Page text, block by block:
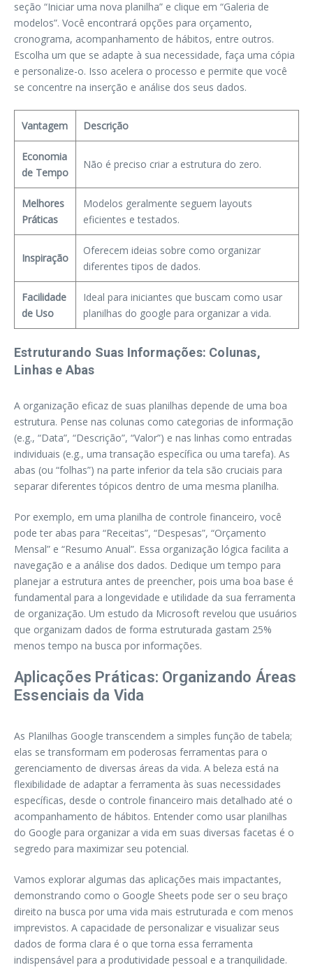
seção “Iniciar uma nova planilha” e clique em “Galeria de
modelos”. Você encontrará opções para orçamento,
cronograma, acompanhamento de hábitos, entre outros.
Escolha um que se adapte à sua necessidade, faça uma cópia
e personalize-o. Isso acelera o processo e permite que você
se concentre na inserção e análise dos seus dados.
Vantagem Descrição
Economia
de Tempo
Não é preciso criar a estrutura do zero.
Melhores
Práticas
Modelos geralmente seguem layouts
eficientes e testados.
Inspiração
Oferecem ideias sobre como organizar
diferentes tipos de dados.
Facilidade
de Uso
Ideal para iniciantes que buscam como usar
planilhas do google para organizar a vida.
Estruturando Suas Informações: Colunas,
Linhas e Abas
A organização eficaz de suas planilhas depende de uma boa
estrutura. Pense nas colunas como categorias de informação
(e.g., “Data”, “Descrição”, “Valor”) e nas linhas como entradas
individuais (e.g., uma transação específica ou uma tarefa). As
abas (ou “folhas”) na parte inferior da tela são cruciais para
separar diferentes tópicos dentro de uma mesma planilha.
Por exemplo, em uma planilha de controle financeiro, você
pode ter abas para “Receitas”, “Despesas”, “Orçamento
Mensal” e “Resumo Anual”. Essa organização lógica facilita a
navegação e a análise dos dados. Dedique um tempo para
planejar a estrutura antes de preencher, pois uma boa base é
fundamental para a longevidade e utilidade da sua ferramenta
de organização. Um estudo da Microsoft revelou que usuários
que organizam dados de forma estruturada gastam 25%
menos tempo na busca por informações.
Aplicações Práticas: Organizando Áreas
Essenciais da Vida
As Planilhas Google transcendem a simples função de tabela;
elas se transformam em poderosas ferramentas para o
gerenciamento de diversas áreas da vida. A beleza está na
flexibilidade de adaptar a ferramenta às suas necessidades
específicas, desde o controle financeiro mais detalhado até o
acompanhamento de hábitos. Entender como usar planilhas
do Google para organizar a vida em suas diversas facetas é o
segredo para maximizar seu potencial.
Vamos explorar algumas das aplicações mais impactantes,
demonstrando como o Google Sheets pode ser o seu braço
direito na busca por uma vida mais estruturada e com menos
imprevistos. A capacidade de personalizar e visualizar seus
dados de forma clara é o que torna essa ferramenta
indispensável para a produtividade pessoal e a tranquilidade.